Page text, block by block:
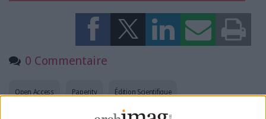
0 Commentaire
Édition Scientifique
Paperity
Open Access